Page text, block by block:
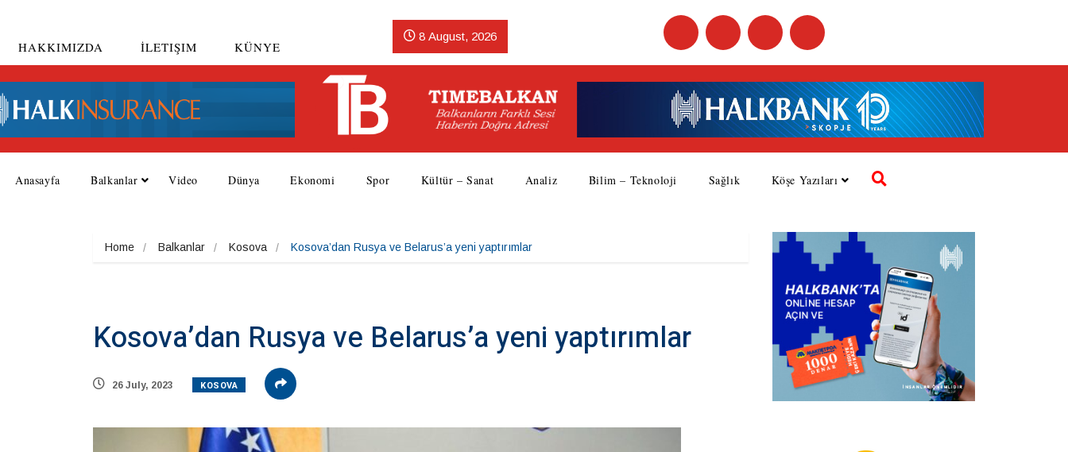
HAKKIMIZDA İLETIŞIM KÜNYE
8 August, 2026
Anasayfa Balkanlar Video Dünya Ekonomi Spor Kültür – Sanat Analiz Bilim – Teknoloji Sağlık Köşe Yazıları
Home Balkanlar Kosova Kosova’dan Rusya ve Belarus’a yeni yaptırımlar
Kosova’dan Rusya ve Belarus’a yeni yaptırımlar
26 July, 2023 KOSOVA